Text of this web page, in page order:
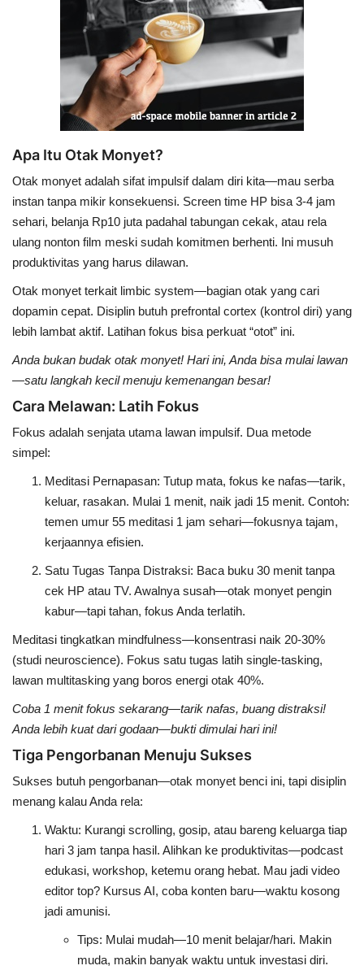
Apa Itu Otak Monyet?
Otak monyet adalah sifat impulsif dalam diri kita—mau serba
instan tanpa mikir konsekuensi. Screen time HP bisa 3-4 jam
sehari, belanja Rp10 juta padahal tabungan cekak, atau rela
ulang nonton film meski sudah komitmen berhenti. Ini musuh
produktivitas yang harus dilawan.
Otak monyet terkait limbic system—bagian otak yang cari
dopamin cepat. Disiplin butuh prefrontal cortex (kontrol diri) yang
lebih lambat aktif. Latihan fokus bisa perkuat “otot” ini.
Anda bukan budak otak monyet! Hari ini, Anda bisa mulai lawan
—satu langkah kecil menuju kemenangan besar!
Cara Melawan: Latih Fokus
Fokus adalah senjata utama lawan impulsif. Dua metode
simpel:
Meditasi Pernapasan: Tutup mata, fokus ke nafas—tarik,
keluar, rasakan. Mulai 1 menit, naik jadi 15 menit. Contoh:
temen umur 55 meditasi 1 jam sehari—fokusnya tajam,
kerjaannya efisien.
Satu Tugas Tanpa Distraksi: Baca buku 30 menit tanpa
cek HP atau TV. Awalnya susah—otak monyet pengin
kabur—tapi tahan, fokus Anda terlatih.
Meditasi tingkatkan mindfulness—konsentrasi naik 20-30%
(studi neuroscience). Fokus satu tugas latih single-tasking,
lawan multitasking yang boros energi otak 40%.
Coba 1 menit fokus sekarang—tarik nafas, buang distraksi!
Anda lebih kuat dari godaan—bukti dimulai hari ini!
Tiga Pengorbanan Menuju Sukses
Sukses butuh pengorbanan—otak monyet benci ini, tapi disiplin
menang kalau Anda rela:
Waktu: Kurangi scrolling, gosip, atau bareng keluarga tiap
hari 3 jam tanpa hasil. Alihkan ke produktivitas—podcast
edukasi, workshop, ketemu orang hebat. Mau jadi video
editor top? Kursus AI, coba konten baru—waktu kosong
jadi amunisi.
Tips: Mulai mudah—10 menit belajar/hari. Makin
muda, makin banyak waktu untuk investasi diri.